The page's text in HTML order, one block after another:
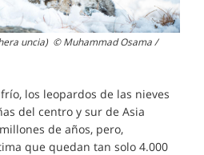
uncia) © Muhammad Osama /
los leopardos de las nieves
del centro y sur de Asia
de años, pero,
que quedan tan solo 4.000